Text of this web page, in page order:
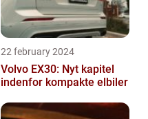
22 february 2024
Volvo EX30: Nyt kapitel
indenfor kompakte elbiler